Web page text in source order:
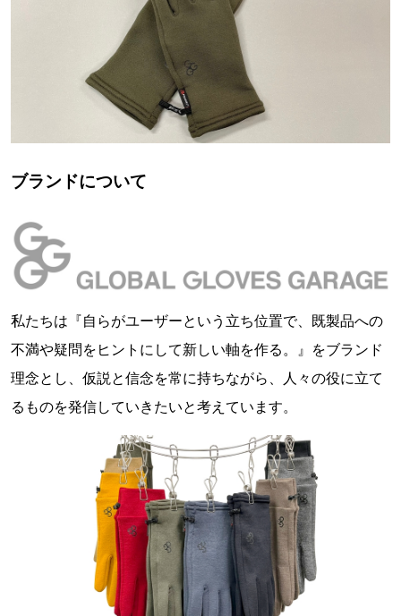
ブランドについて
私たちは『自らがユーザーという立ち位置で、既製品への
不満や疑問をヒントにして新しい軸を作る。』をブランド
理念とし、仮説と信念を常に持ちながら、人々の役に立て
るものを発信していきたいと考えています。